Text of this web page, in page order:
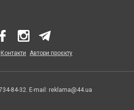
Контакти Автори проєкту
84-32. E-mail: reklama@44.ua